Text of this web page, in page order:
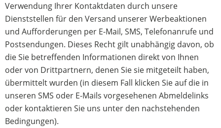
Verwendung Ihrer Kontaktdaten durch unsere
Dienststellen für den Versand unserer Werbeaktionen
und Aufforderungen per E-Mail, SMS, Telefonanrufe und
Postsendungen. Dieses Recht gilt unabhängig davon, ob
die Sie betreffenden Informationen direkt von Ihnen
oder von Drittpartnern, denen Sie sie mitgeteilt haben,
übermittelt wurden (in diesem Fall klicken Sie auf die in
unseren SMS oder E-Mails vorgesehenen Abmeldelinks
oder kontaktieren Sie uns unter den nachstehenden
Bedingungen).